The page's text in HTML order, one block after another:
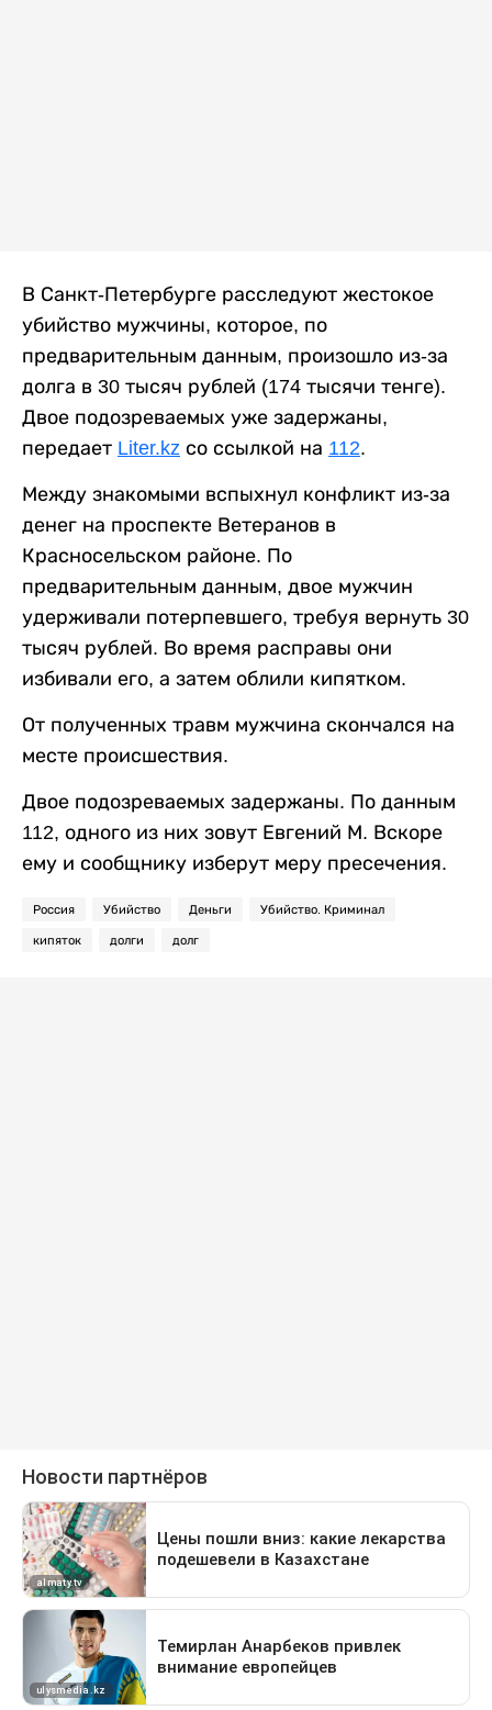
В Санкт-Петербурге расследуют жестокое
убийство мужчины, которое, по
предварительным данным, произошло из-за
долга в 30 тысяч рублей (174 тысячи тенге).
Двое подозреваемых уже задержаны,
передает Liter.kz со ссылкой на 112.
Между знакомыми вспыхнул конфликт из-за
денег на проспекте Ветеранов в
Красносельском районе. По
предварительным данным, двое мужчин
удерживали потерпевшего, требуя вернуть 30
тысяч рублей. Во время расправы они
избивали его, а затем облили кипятком.
От полученных травм мужчина скончался на
месте происшествия.
Двое подозреваемых задержаны. По данным
112, одного из них зовут Евгений М. Вскоре
ему и сообщнику изберут меру пресечения.
Россия Убийство Деньги Убийство. Криминал
кипяток долги долг